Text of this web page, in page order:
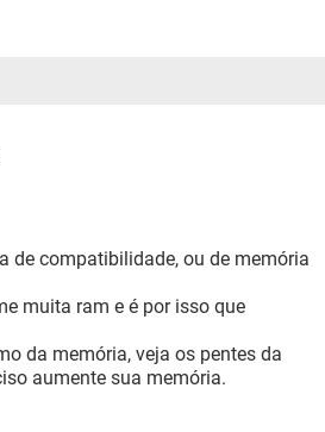
de compatibilidade, ou de memória
muita ram e é por isso que
da memória, veja os pentes da
aumente sua memória.